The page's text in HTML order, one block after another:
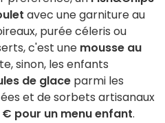
avec une garniture au
purée céleris ou
c'est une mousse au
sinon, les enfants
de glace parmi les
et de sorbets artisanaux
€ pour un menu enfant.